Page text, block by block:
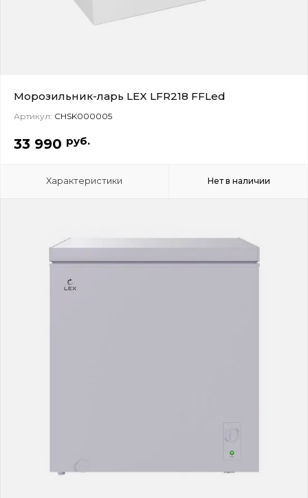
Морозильник-ларь LEX LFR218 FFLed
Артикул: CHSK000005
33 990 руб.
Характеристики Нет в наличии